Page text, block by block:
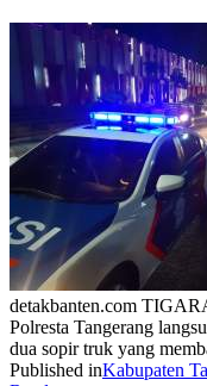
detakbanten.com
Polresta Tangerang
dua sopir truk yang
Published inKabupaten